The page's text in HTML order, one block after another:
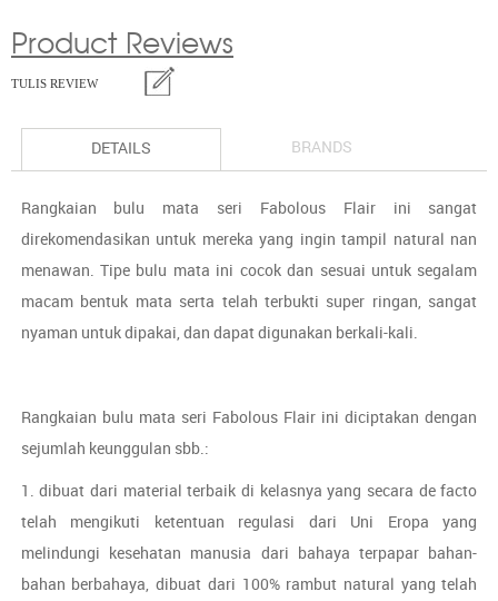
Product Reviews
TULIS REVIEW
DETAILS BRANDS
Rangkaian bulu mata seri Fabolous Flair ini sangat
direkomendasikan untuk mereka yang ingin tampil natural nan
menawan. Tipe bulu mata ini cocok dan sesuai untuk segalam
macam bentuk mata serta telah terbukti super ringan, sangat
nyaman untuk dipakai, dan dapat digunakan berkali-kali.
Rangkaian bulu mata seri Fabolous Flair ini diciptakan dengan
sejumlah keunggulan sbb.:
1. dibuat dari material terbaik di kelasnya yang secara de facto
telah mengikuti ketentuan regulasi dari Uni Eropa yang
melindungi kesehatan manusia dari bahaya terpapar bahan-
bahan berbahaya, dibuat dari 100% rambut natural yang telah